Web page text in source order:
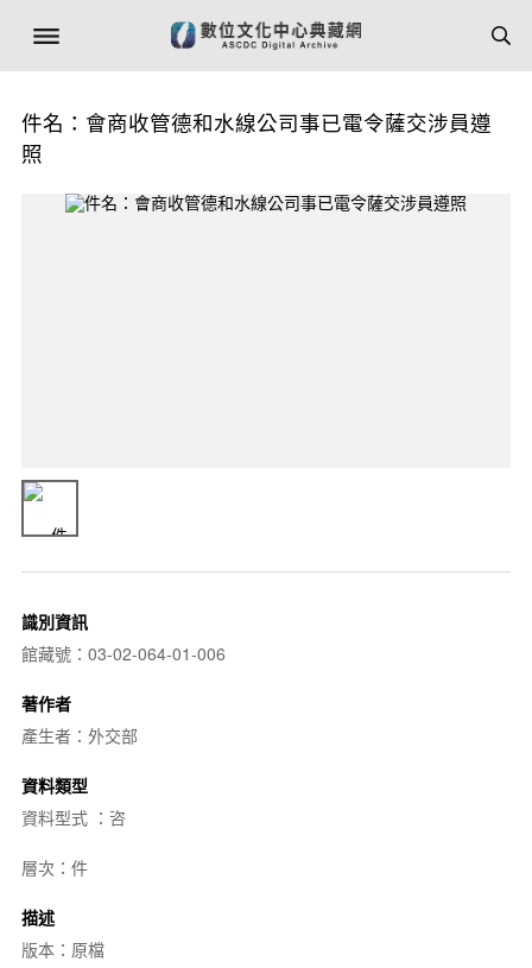
件名：會商收管德和水線公司事已電令薩交涉員遵
照
識別資訊
館藏號：03-02-064-01-006
著作者
產生者：外交部
資料類型
資料型式 ：咨
層次：件
描述
版本：原檔